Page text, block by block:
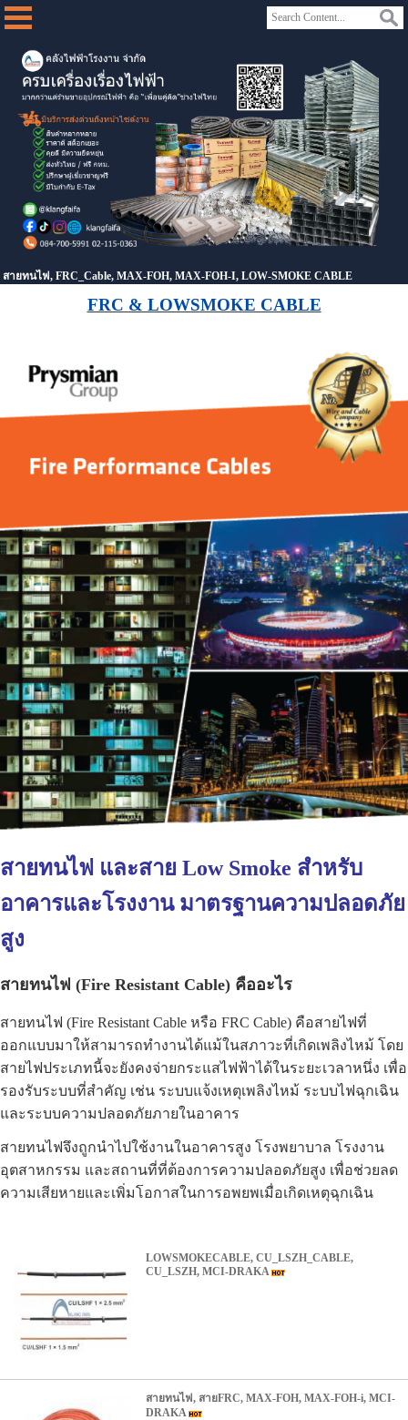
สายทนไฟ, FRC_Cable, MAX-FOH, MAX-FOH-I, LOW-SMOKE CABLE
FRC & LOWSMOKE CABLE
สายทนไฟ และสาย Low Smoke สำหรับ
อาคารและโรงงาน มาตรฐานความปลอดภัย
สูง
สายทนไฟ (Fire Resistant Cable) คืออะไร
สายทนไฟ (Fire Resistant Cable หรือ FRC Cable) คือสายไฟที่
ออกแบบมาให้สามารถทำงานได้แม้ในสภาวะที่เกิดเพลิงไหม้ โดย
สายไฟประเภทนี้จะยังคงจ่ายกระแสไฟฟ้าได้ในระยะเวลาหนึ่ง เพื่อ
รองรับระบบที่สำคัญ เช่น ระบบแจ้งเหตุเพลิงไหม้ ระบบไฟฉุกเฉิน
และระบบความปลอดภัยภายในอาคาร
สายทนไฟจึงถูกนำไปใช้งานในอาคารสูง โรงพยาบาล โรงงาน
อุตสาหกรรม และสถานที่ที่ต้องการความปลอดภัยสูง เพื่อช่วยลด
ความเสียหายและเพิ่มโอกาสในการอพยพเมื่อเกิดเหตุฉุกเฉิน
LOWSMOKECABLE, CU_LSZH_CABLE,
CU_LSZH, MCI-DRAKA
สายทนไฟ, สายFRC, MAX-FOH, MAX-FOH-i, MCI-
DRAKA